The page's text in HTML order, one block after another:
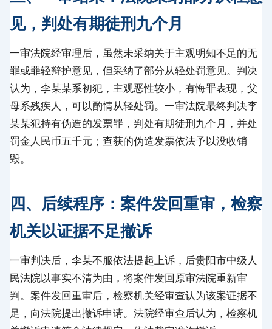
见，判处有期徒刑九个月
一审法院经审理后，虽然未采纳关于主观明知不足的无
罪或罪轻辩护意见，但采纳了部分从轻处罚意见。判决
认为，李某某系初犯，主观恶性较小，有悔罪表现，父
母系残疾人，可以酌情从轻处罚。一审法院最终判决李
某某犯持有伪造的发票罪，判处有期徒刑九个月，并处
罚金人民币五千元；查获的伪造发票依法予以没收销
毁。
四、后续程序：案件发回重审，检察
机关以证据不足撤诉
一审判决后，李某不服依法提起上诉，后贵阳市中级人
民法院以事实不清为由，将案件发回原审法院重新审
判。案件发回重审后，检察机关经审查认为该案证据不
足，向法院提出撤诉申请。法院经审查后认为，检察机